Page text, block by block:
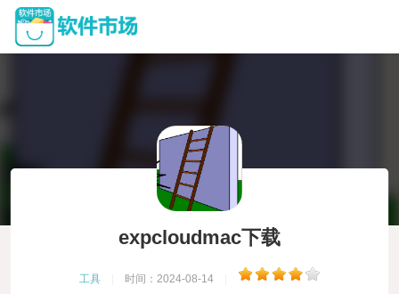
expcloudmac下载
工具 时间：2024-08-14